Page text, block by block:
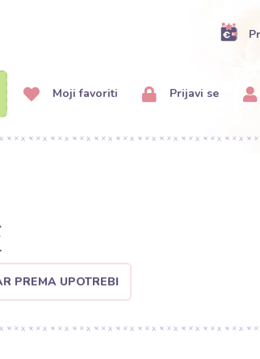
Moji favoriti Prijavi se
PREMA UPOTREBI